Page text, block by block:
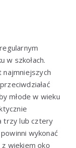
w szkołach.
młode w wieku
trzy lub cztery
wykonać
wiekiem oko